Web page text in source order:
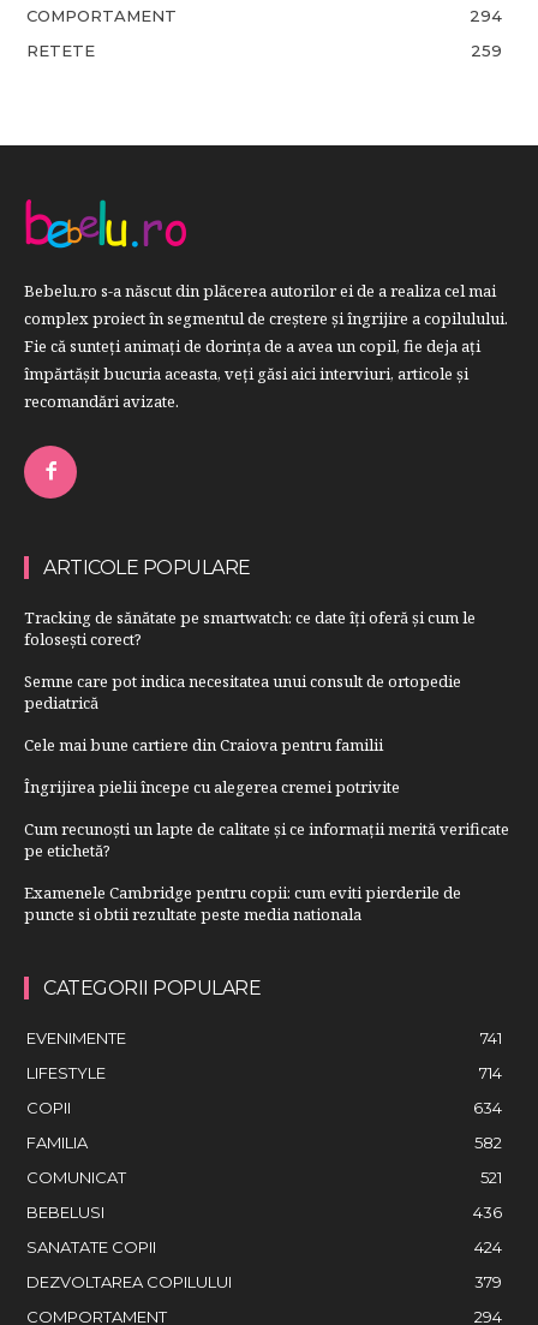
COMPORTAMENT
294
RETETE
259
Bebelu.ro s-a născut din plăcerea autorilor ei de a realiza cel mai
complex proiect în segmentul de creştere şi îngrijire a copilulului.
Fie că sunteţi animaţi de dorinţa de a avea un copil, fie deja aţi
împărtăşit bucuria aceasta, veți găsi aici interviuri, articole şi
recomandări avizate.
ARTICOLE POPULARE
Tracking de sănătate pe smartwatch: ce date îți oferă și cum le
folosești corect?
Semne care pot indica necesitatea unui consult de ortopedie
pediatrică
Cele mai bune cartiere din Craiova pentru familii
Îngrijirea pielii începe cu alegerea cremei potrivite
Cum recunoști un lapte de calitate și ce informații merită verificate
pe etichetă?
Examenele Cambridge pentru copii: cum eviti pierderile de
puncte si obtii rezultate peste media nationala
CATEGORII POPULARE
EVENIMENTE
741
LIFESTYLE
714
COPII
634
FAMILIA
582
COMUNICAT
521
BEBELUSI
436
SANATATE COPII
424
DEZVOLTAREA COPILULUI
379
COMPORTAMENT
294